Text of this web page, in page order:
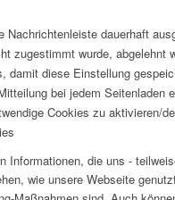
Nachrichtenleiste dauerhaft
zugestimmt wurde, abgelehnt
damit diese Einstellung
bei jedem Seitenladen
Cookies zu aktivieren/
Informationen, die uns -
wie unsere Webseite